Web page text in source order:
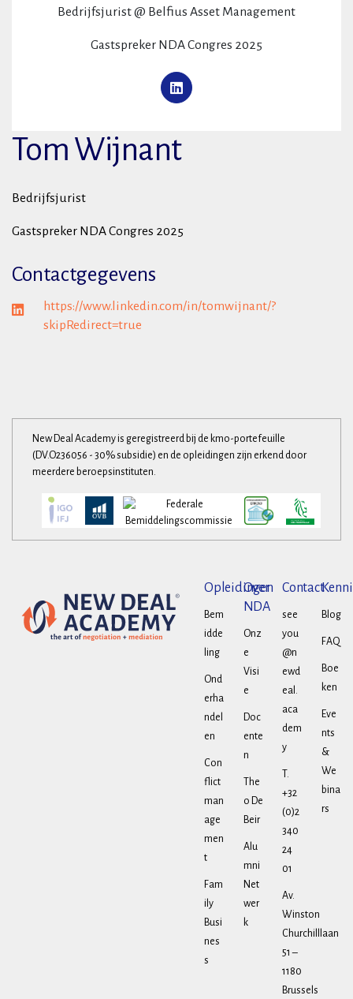
Bedrijfsjurist @ Belfius Asset Management
Gastspreker NDA Congres 2025
Tom Wijnant
Bedrijfsjurist
Gastspreker NDA Congres 2025
Contactgegevens
https://www.linkedin.com/in/tomwijnant/?
skipRedirect=true
New Deal Academy is geregistreerd bij de kmo-portefeuille
(DV.O236056 - 30% subsidie) en de opleidingen zijn erkend door
meerdere beroepsinstituten.
Opleidingen
Bem
idde
ling
Ond
erha
ndel
en
Con
flict
man
age
men
t
Fam
ily
Busi
nes
s
Over
NDA
Onz
e
Visi
e
Doc
ente
n
The
o De
Beir
Alu
mni
Net
wer
k
Contact
see
you
@n
ewd
eal.
aca
dem
y
T.
+32
(0)2
340
24
01
Av.
Winston
Churchilllaan
51 –
1180
Brussels
Blog
FAQ
Boe
ken
Eve
nts
&
We
bina
rs